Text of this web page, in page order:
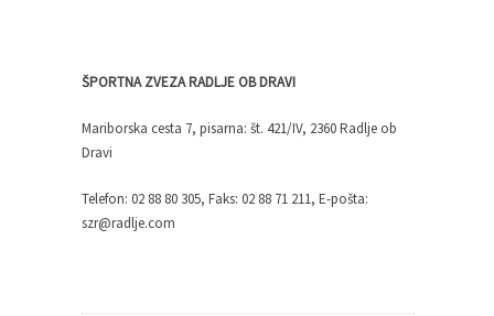
ŠPORTNA ZVEZA RADLJE OB DRAVI
Mariborska cesta 7, pisarna: št. 421/IV, 2360 Radlje ob
Dravi
Telefon: 02 88 80 305, Faks: 02 88 71 211, E-pošta:
szr@radlje.com